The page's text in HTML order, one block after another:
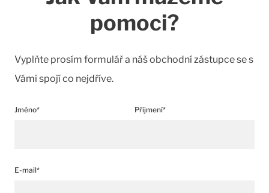
pomoci?
Vyplňte prosím formulář a náš obchodní zástupce se s
Vámi spojí co nejdříve.
Jméno* Příjmení*
E-mail*